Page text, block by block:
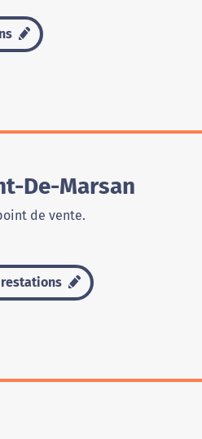
De-Marsan
de vente.